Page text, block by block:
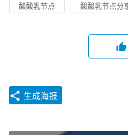
酸酸乳节点
酸酸乳节点分
生成海报